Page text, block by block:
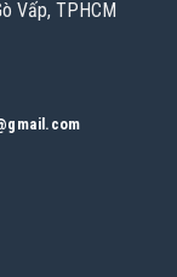
Vấp, TPHCM